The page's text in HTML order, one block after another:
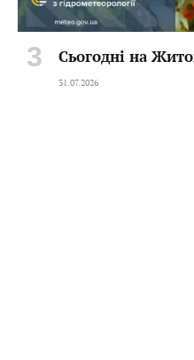
Сьогодні на
31.07.2026